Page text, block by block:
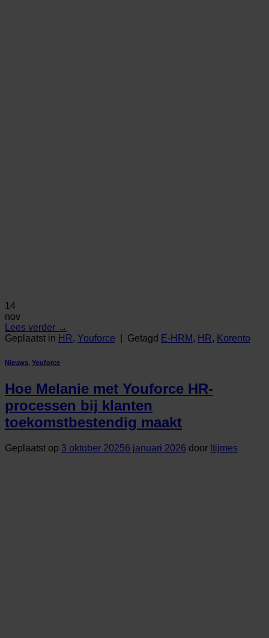
14
nov
Lees verder →
Geplaatst in HR, Youforce Getagd E-HRM, HR, Korento
Nieuws, Youforce
Hoe Melanie met Youforce HR-
processen bij klanten
toekomstbestendig maakt
Geplaatst op 3 oktober 20256 januari 2026 door ltijmes